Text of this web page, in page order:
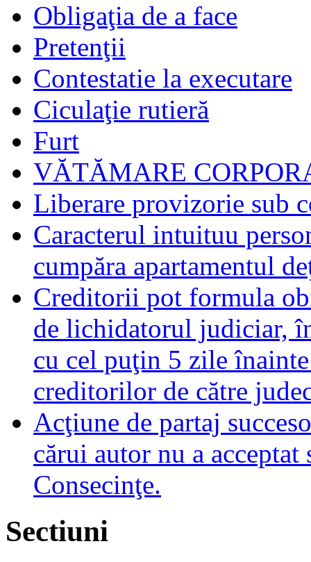
Obligaţia de a face
Pretenţii
Contestatie la executare
Ciculaţie rutieră
Furt
VĂTĂMARE
Liberare provizorie sub
Caracterul intuituu
cumpăra apartamentul
Creditorii pot formula
de lichidatorul judiciar,
cu cel puţin 5 zile
creditorilor de către
Acţiune de partaj
cărui autor nu a
Consecinţe.
Sectiuni